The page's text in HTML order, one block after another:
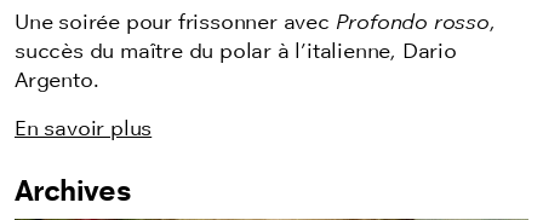
Une soirée pour frissonner avec Profondo rosso,
succès du maître du polar à l’italienne, Dario
Argento.
En savoir plus
Listing des films
Archives